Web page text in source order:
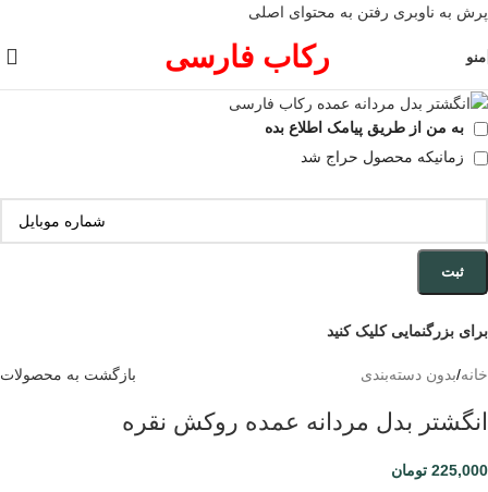
پرش به ناوبری رفتن به محتوای اصلی
منو رکاب فارسی
به من از طریق پیامک اطلاع بده
زمانیکه محصول حراج شد
ثبت
برای بزرگنمایی کلیک کنید
خانه/بدون دسته‌بندی بازگشت به محصولات
انگشتر بدل مردانه عمده روکش نقره
225,000 تومان